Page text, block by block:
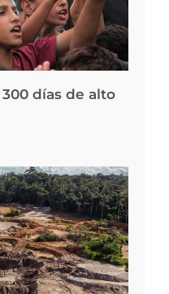
días de alto